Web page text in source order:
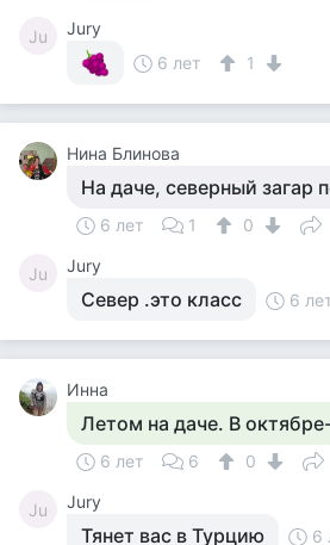
Ju
Jury
6 лет
1
Нина Блинова
На даче, северный загар
6 лет 1 0
Ju Jury
Север .это класс 6
Инна
Летом на даче. В
6 лет 6 0
Ju Jury
Тянет вас в Турцию 6